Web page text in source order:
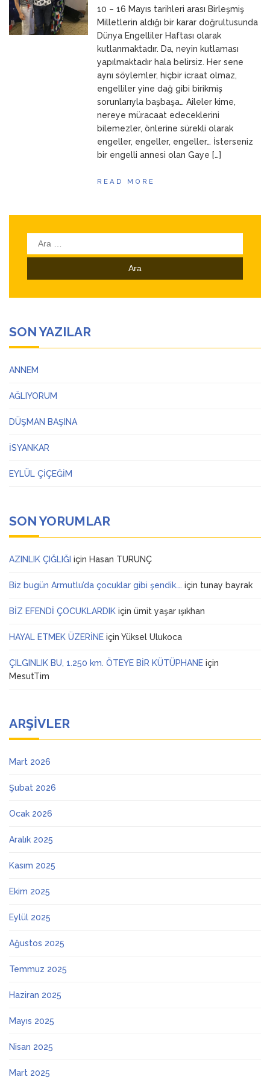
23 Mart 2026 ANNEM10 – 16 Mayıs tarihleri arası Birleşmiş
Milletlerin aldığı bir karar doğrultusunda
Dünya Engelliler Haftası olarak
kutlanmaktadır. Da, neyin kutlaması
yapılmaktadır hala belirsiz. Her sene
aynı söylemler, hiçbir icraat olmaz,
engelliler yine dağ gibi birikmiş
sorunlarıyla başbaşa… Aileler kime,
nereye müracaat edeceklerini
bilemezler, önlerine sürekli olarak
engeller, engeller, engeller… İsterseniz
bir engelli annesi olan Gaye […]
READ MORE
Arama:
SON YAZILAR
ANNEM
AĞLIYORUM
DÜŞMAN BAŞINA
İSYANKAR
EYLÜL ÇİÇEĞİM
SON YORUMLAR
AZINLIK ÇIĞLIĞI için Hasan TURUNÇ
Biz bugün Armutlu’da çocuklar gibi şendik…. için tunay bayrak
BİZ EFENDİ ÇOCUKLARDIK için ümit yaşar ışıkhan
HAYAL ETMEK ÜZERİNE için Yüksel Ulukoca
ÇILGINLIK BU, 1.250 km. ÖTEYE BİR KÜTÜPHANE için
MesutTim
ARŞIVLER
Mart 2026
Şubat 2026
Ocak 2026
Aralık 2025
Kasım 2025
Ekim 2025
Eylül 2025
Ağustos 2025
Temmuz 2025
Haziran 2025
Mayıs 2025
Nisan 2025
Mart 2025